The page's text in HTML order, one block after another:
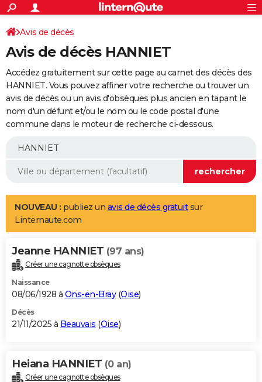
ACTUALITÉS
Politique
Société
Faits Divers
Education
Monde
Villes
+
SPORT
Coupe du monde 2026
Football
Tennis
Cyclisme
Rugby
Forum
Programme TV
TNT
Streaming
Cinéma
Sorties cinéma
Musique
+
FINANCE
Retraite
Epargne
Immobilier
Risques naturels par ville
Banque
Assurance
AUTO
Essais
Réserver un essai
Citadines
Berlines
SUV
Forum auto
+
Mobiles
Meilleur smartphone
Internet
Ordinateurs
Jeux vidéo
Guide high-tech
Aménagement intérieur
LIFESTYLE
Art de vivre
Bien-être
Loisirs
Mode
Modes de vie
Alimentation
Guide de la santé
Maladies
Médicaments
Sommeil
VOYAGE
Destinations
City break
Voyage nature
Voyage de noces
Forum
Climat
+PHOTO
GUIDES D'ACHAT
BONS PLANS
Carte de Noël
Carte Bonne année
Carte Saint-Valentin
Carte Pâques
Carte d'anniversaire
DICTIONNAIRE
Avis de décès
Avis de décès HANNIET
Accédez gratuitement sur cette page au carnet des décès des
HANNIET. Vous pouvez affiner votre recherche ou trouver un
avis de décès ou un avis d'obsèques plus ancien en tapant le
nom d'un défunt et/ou le nom ou le code postal d'une
commune dans le moteur de recherche ci-dessous.
NOUVEAU : publiez un avis de décès gratuitsur
Linternaute.com
Jeanne HANNIET (97 ans)
Créer une cagnotte obsèques
Naissance
08/06/1928 à Ons-en-Bray(Oise)
Décès
21/11/2025 à Beauvais (Oise)
Heiana HANNIET (0 an)
Créer une cagnotte obsèques